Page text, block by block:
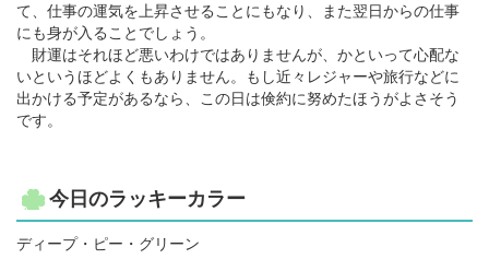
て、仕事の運気を上昇させることにもなり、また翌日からの仕事
にも身が入ることでしょう。
財運はそれほど悪いわけではありませんが、かといって心配な
いというほどよくもありません。もし近々レジャーや旅行などに
出かける予定があるなら、この日は倹約に努めたほうがよさそう
です。
今日のラッキーカラー
ディープ・ピー・グリーン